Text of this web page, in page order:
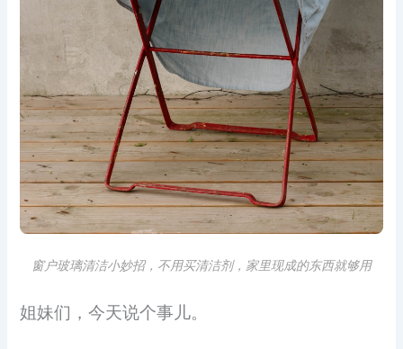
窗户玻璃清洁小妙招，不用买清洁剂，家里现成的东西就够用
姐妹们，今天说个事儿。